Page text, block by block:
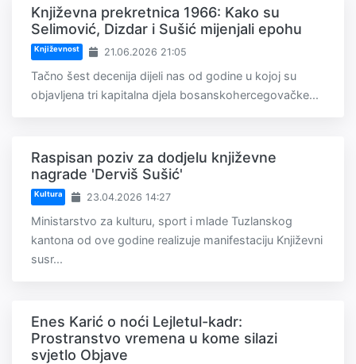
Književna prekretnica 1966: Kako su
Selimović, Dizdar i Sušić mijenjali epohu
Književnost 21.06.2026 21:05
Tačno šest decenija dijeli nas od godine u kojoj su
objavljena tri kapitalna djela bosanskohercegovačke...
Raspisan poziv za dodjelu književne
nagrade 'Derviš Sušić'
Kultura 23.04.2026 14:27
Ministarstvo za kulturu, sport i mlade Tuzlanskog
kantona od ove godine realizuje manifestaciju Književni
susr...
Enes Karić o noći Lejletul-kadr:
Prostranstvo vremena u kome silazi
svjetlo Objave